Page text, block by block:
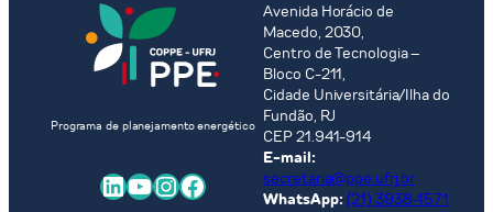
Programa de planejamento energético
LinkedIn Youtube InstagramFacebook
Avenida Horácio de
Macedo, 2030,
Centro de Tecnologia –
Bloco C-211,
Cidade Universitária/Ilha do
Fundão, RJ
CEP 21.941-914
E-mail:
secretaria@ppe.ufrj.br
WhatsApp: (21) 3938-1571